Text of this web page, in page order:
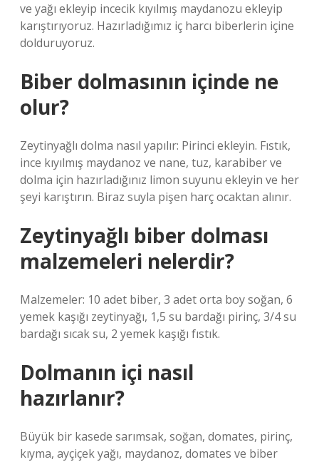
ve yağı ekleyip incecik kıyılmış maydanozu ekleyip
karıştırıyoruz. Hazırladığımız iç harcı biberlerin içine
dolduruyoruz.
Biber dolmasının içinde ne
olur?
Zeytinyağlı dolma nasıl yapılır: Pirinci ekleyin. Fıstık,
ince kıyılmış maydanoz ve nane, tuz, karabiber ve
dolma için hazırladığınız limon suyunu ekleyin ve her
şeyi karıştırın. Biraz suyla pişen harç ocaktan alınır.
Zeytinyağlı biber dolması
malzemeleri nelerdir?
Malzemeler: 10 adet biber, 3 adet orta boy soğan, 6
yemek kaşığı zeytinyağı, 1,5 su bardağı pirinç, 3/4 su
bardağı sıcak su, 2 yemek kaşığı fıstık.
Dolmanın içi nasıl
hazırlanır?
Büyük bir kasede sarımsak, soğan, domates, pirinç,
kıyma, ayçiçek yağı, maydanoz, domates ve biber